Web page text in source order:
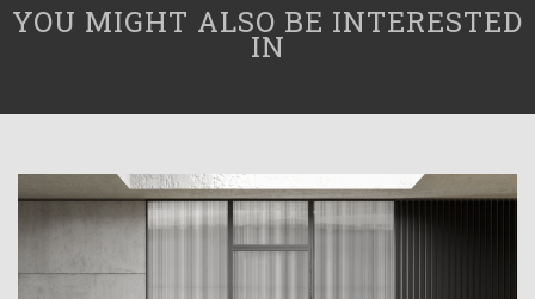
YOU MIGHT ALSO BE INTERESTED
IN